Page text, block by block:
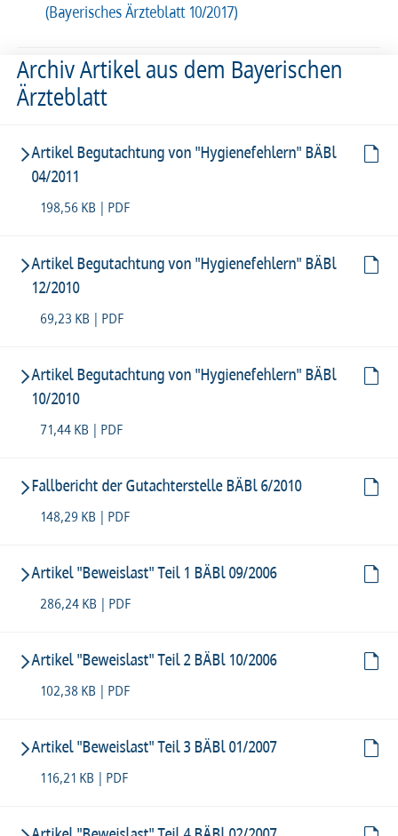
(Bayerisches Ärzteblatt 10/2017)
Archiv Artikel aus dem Bayerischen
Ärzteblatt
Artikel Begutachtung von "Hygienefehlern" BÄBl
04/2011
198,56 KB | PDF
Artikel Begutachtung von "Hygienefehlern" BÄBl
12/2010
69,23 KB | PDF
Artikel Begutachtung von "Hygienefehlern" BÄBl
10/2010
71,44 KB | PDF
Fallbericht der Gutachterstelle BÄBl 6/2010
148,29 KB | PDF
Artikel "Beweislast" Teil 1 BÄBl 09/2006
286,24 KB | PDF
Artikel "Beweislast" Teil 2 BÄBl 10/2006
102,38 KB | PDF
Artikel "Beweislast" Teil 3 BÄBl 01/2007
116,21 KB | PDF